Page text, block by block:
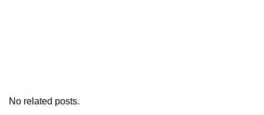
No related posts.